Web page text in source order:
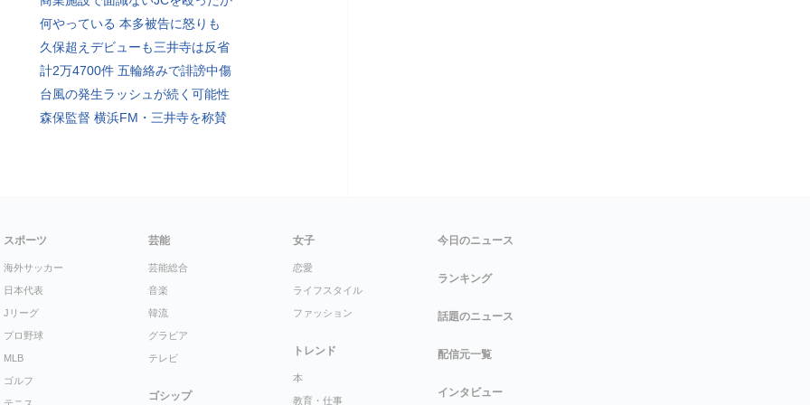
何やっている 本多被告に怒りも
久保超えデビューも三井寺は反省
計2万4700件 五輪絡みで誹謗中傷
台風の発生ラッシュが続く可能性
森保監督 横浜FM・三井寺を称賛
スポーツ
海外サッカー
日本代表
Jリーグ
プロ野球
MLB
ゴルフ
芸能
芸能総合
音楽
韓流
グラビア
テレビ
ゴシップ
女子
恋愛
ライフスタイル
ファッション
トレンド
本
教育・仕事
今日のニュース
ランキング
話題のニュース
配信元一覧
インタビュー